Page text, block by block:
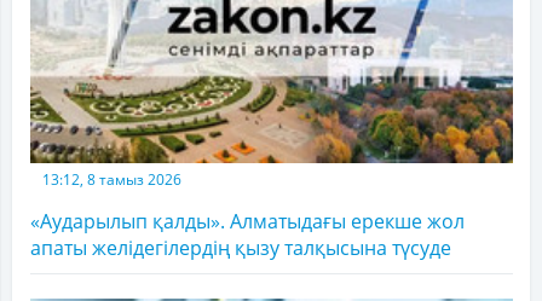
13:12, 8 тамыз 2026
«Аударылып қалды». Алматыдағы ерекше жол
апаты желідегілердің қызу талқысына түсуде